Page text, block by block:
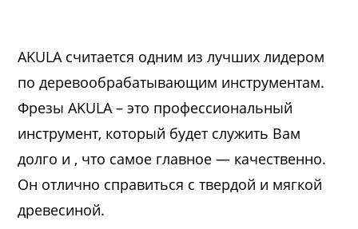
AKULA считается одним из лучших лидером
по деревообрабатывающим инструментам.
Фрезы AKULA – это профессиональный
инструмент, который будет служить Вам
долго и , что самое главное — качественно.
Он отлично справиться с твердой и мягкой
древесиной.